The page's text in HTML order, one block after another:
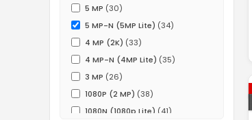
5 MP (30)
5 MP-N (5MP Lite) (34)
4 MP (2K) (33)
4 MP-N (4MP Lite) (35)
3 MP (26)
1080P (2 MP) (38)
1080N (1080p Lite) (41)